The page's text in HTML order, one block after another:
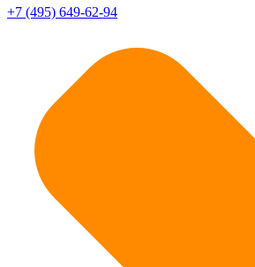
+7 (495) 649-62-94